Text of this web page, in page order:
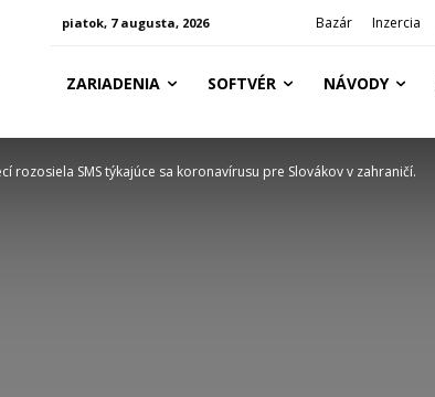
piatok, 7 augusta, 2026 Bazár Inzercia
ZARIADENIA SOFTVÉR NÁVODY
rozosiela SMS týkajúce sa koronavírusu pre Slovákov v zahraničí.